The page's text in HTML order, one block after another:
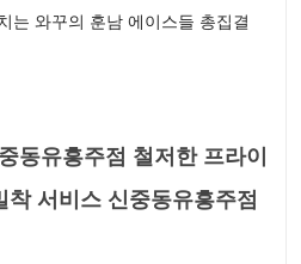
는 와꾸의 훈남 에이스들 총집결
동유흥주점 철저한 프라이
서비스 신중동유흥주점